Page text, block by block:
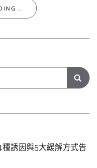
誘因與5大緩解方式告